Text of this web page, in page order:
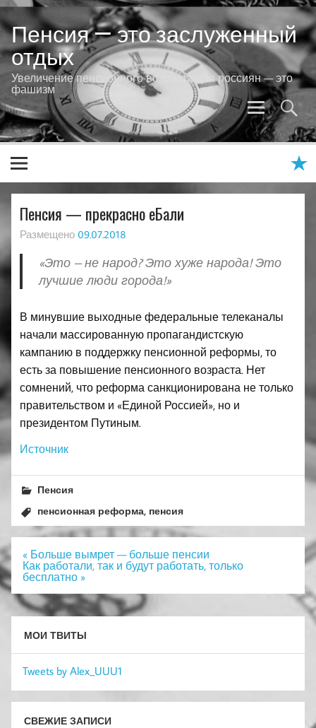
Skip
to
content
Пенсия — это заслуженный
отдых
Увеличение пенсионного возраста для россиян — это
фашизм
Пенсия — прекрасно еБали
Размещено 09.07.2018
«Это – не народ? Это хуже народа! Это
лучшие люди города!»
В минувшие выходные федеральные телеканалы
начали массированную пропагандистскую
кампанию в поддержку пенсионной реформы, то
есть за повышение пенсионного возраста. Нет
сомнений, что реформа санкционирована не только
правительством и «Единой Россией», но и
президентом Путиным.
Источник
Пенсия
пенсионная реформа, пенсия
Навигация
по
записям
« Больше вымрет — больше пенсии
Как работали, так и будут работать, только
бесплатно »
МОИ ТВИТЫ
Tweets by Alex_UUU1
СВЕЖИЕ ЗАПИСИ